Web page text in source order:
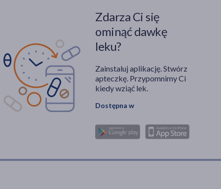
Zdarza Ci się
ominąć dawkę
leku?
Zainstaluj aplikację. Stwórz
apteczkę. Przypomnimy Ci
kiedy wziąć lek.
Dostępna w